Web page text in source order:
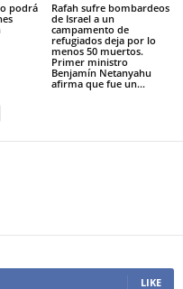
podrá
Rafah sufre bombardeos
de Israel a un
campamento de
refugiados deja por lo
menos 50 muertos.
Primer ministro
Benjamín Netanyahu
afirma que fue un...
LIKE